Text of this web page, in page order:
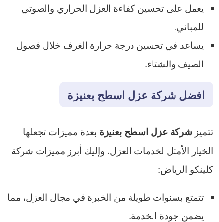
يعمل على تحسين كفاءة العزل الحراري والصوتي
للمباني.
يساعد في تحسين درجة حرارة الغرف خلال فصول
الصيف والشتاء.
افضل شركة عزل اسطح بعنيزة
تتميز شركة عزل اسطح بعنيزة بعدة مميزات تجعلها
الخيار الأمثل لخدمات العزل، وإليك أبرز مميزات شركة
كلينكو الرياض:
تتمتع بسنوات طويلة من الخبرة في مجال العزل، مما
يضمن جودة الخدمة.